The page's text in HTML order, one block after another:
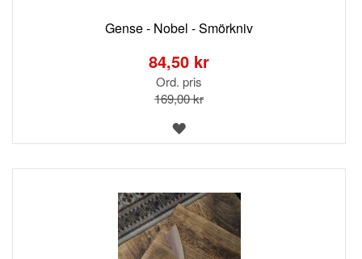
Gense - Nobel - Smörkniv
84,50 kr
Ord. pris
169,00 kr
LÄGG
TILL